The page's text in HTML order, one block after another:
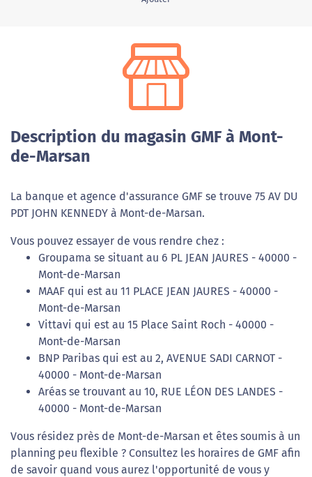
Description du magasin GMF à Mont-
de-Marsan
La banque et agence d'assurance GMF se trouve 75 AV DU
PDT JOHN KENNEDY à Mont-de-Marsan.
Vous pouvez essayer de vous rendre chez :
Groupama se situant au 6 PL JEAN JAURES - 40000 -
Mont-de-Marsan
MAAF qui est au 11 PLACE JEAN JAURES - 40000 -
Mont-de-Marsan
Vittavi qui est au 15 Place Saint Roch - 40000 -
Mont-de-Marsan
BNP Paribas qui est au 2, AVENUE SADI CARNOT -
40000 - Mont-de-Marsan
Aréas se trouvant au 10, RUE LÉON DES LANDES -
40000 - Mont-de-Marsan
Vous résidez près de Mont-de-Marsan et êtes soumis à un
planning peu flexible ? Consultez les horaires de GMF afin
de savoir quand vous aurez l'opportunité de vous y